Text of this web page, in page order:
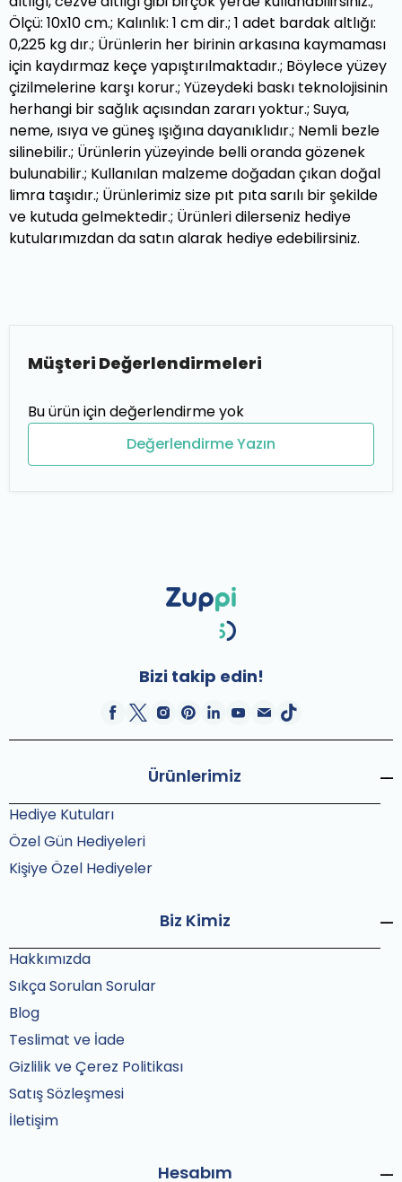
Ölçü: 10x10 cm.; Kalınlık: 1 cm dir.; 1 adet bardak altlığı:
0,225 kg dır.; Ürünlerin her birinin arkasına kaymaması
için kaydırmaz keçe yapıştırılmaktadır.; Böylece yüzey
çizilmelerine karşı korur.; Yüzeydeki baskı teknolojisinin
herhangi bir sağlık açısından zararı yoktur.; Suya,
neme, ısıya ve güneş ışığına dayanıklıdır.; Nemli bezle
silinebilir.; Ürünlerin yüzeyinde belli oranda gözenek
bulunabilir.; Kullanılan malzeme doğadan çıkan doğal
limra taşıdır.; Ürünlerimiz size pıt pıta sarılı bir şekilde
ve kutuda gelmektedir.; Ürünleri dilerseniz hediye
kutularımızdan da satın alarak hediye edebilirsiniz.
Müşteri Değerlendirmeleri
Bu ürün için değerlendirme yok
Değerlendirme Yazın
Bizi takip edin!
Ürünlerimiz
Hediye Kutuları
Özel Gün Hediyeleri
Kişiye Özel Hediyeler
Biz Kimiz
Hakkımızda
Sıkça Sorulan Sorular
Blog
Teslimat ve İade
Gizlilik ve Çerez Politikası
Satış Sözleşmesi
İletişim
Hesabım